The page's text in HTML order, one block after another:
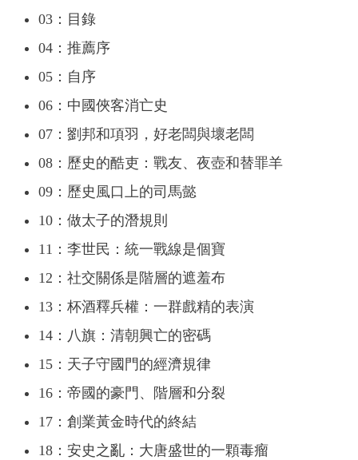
03：目錄
04：推薦序
05：自序
06：中國俠客消亡史
07：劉邦和項羽，好老闆與壞老闆
08：歷史的酷吏：戰友、夜壺和替罪羊
09：歷史風口上的司馬懿
10：做太子的潛規則
11：李世民：統一戰線是個寶
12：社交關係是階層的遮羞布
13：杯酒釋兵權：一群戲精的表演
14：八旗：清朝興亡的密碼
15：天子守國門的經濟規律
16：帝國的豪門、階層和分裂
17：創業黃金時代的終結
18：安史之亂：大唐盛世的一顆毒瘤